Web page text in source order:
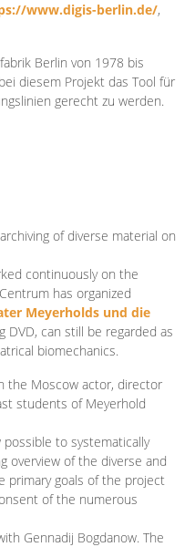
www.digis-berlin.de/,
Berlin von 1978 bis
diesem Projekt das Tool für
gerecht zu werden.
of diverse material on
continuously on the
has organized
Meyerholds und die
DVD, can still be regarded as
biomechanics.
the Moscow actor, director
students of Meyerhold
to systematically
overview of the diverse and
primary goals of the project
of the numerous
Gennadij Bogdanow. The